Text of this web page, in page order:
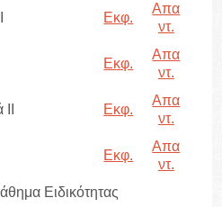
Εκφ.
Απα
ντ.
Εκφ.
Απα
ντ.
Εκφ.
Απα
ντ.
Εκφ.
Απα
ντ.
Ειδικότητας